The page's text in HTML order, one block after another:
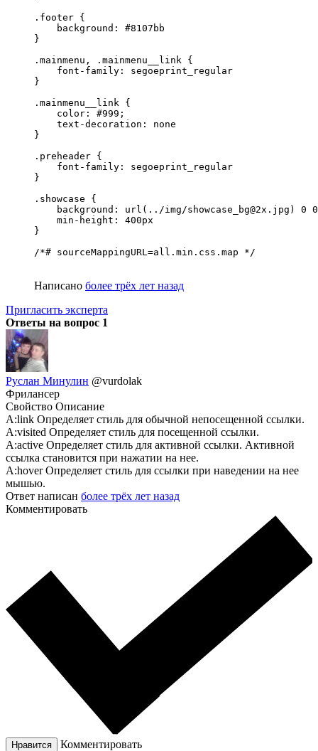
.footer {
    background: #8107bb
}
.mainmenu, .mainmenu__link {
    font-family: segoeprint_regular
}
.mainmenu__link {
    color: #999;
    text-decoration: none
}
.preheader {
    font-family: segoeprint_regular
}
.showcase {
background: url(../img/showcase_bg@2x.jpg) 0
    min-height: 400px
}
/*# sourceMappingURL=all.min.css.map */
Написано более трёх лет назад
Пригласить эксперта
Ответы на вопрос 1
Руслан Минулин @vurdolak
Фрилансер
Свойство Описание
A:link Определяет стиль для обычной непосещенной ссылки.
A:visited Определяет стиль для посещенной ссылки.
A:active Определяет стиль для активной ссылки. Активной
ссылка становится при нажатии на нее.
A:hover Определяет стиль для ссылки при наведении на нее
мышью.
Ответ написан более трёх лет назад
Комментировать
Нравится Комментировать